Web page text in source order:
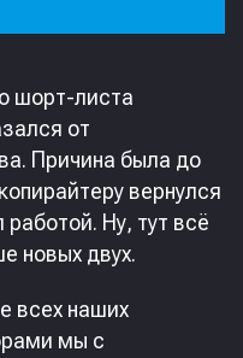
шорт-листа
от
Причина была до
вернулся
Ну, тут всё
новых двух.
всех наших
мы с